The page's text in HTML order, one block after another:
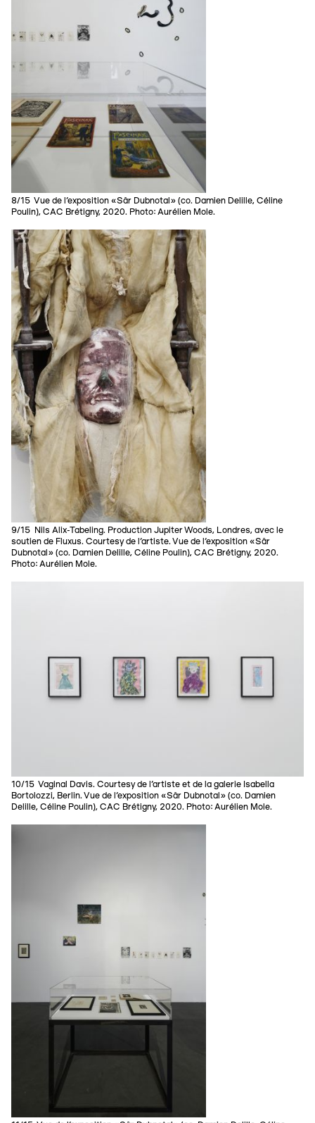
8/15 Vue de l’exposition «Sâr Dubnotal» (co. Damien Delille, Céline
Poulin), CAC Brétigny, 2020. Photo: Aurélien Mole.
9/15 Nils Alix-Tabeling. Production Jupiter Woods, Londres, avec le
soutien de Fluxus. Courtesy de l’artiste. Vue de l’exposition «Sâr
Dubnotal» (co. Damien Delille, Céline Poulin), CAC Brétigny, 2020.
Photo: Aurélien Mole.
10/15 Vaginal Davis. Courtesy de l’artiste et de la galerie Isabella
Bortolozzi, Berlin. Vue de l’exposition «Sâr Dubnotal» (co. Damien
Delille, Céline Poulin), CAC Brétigny, 2020. Photo: Aurélien Mole.